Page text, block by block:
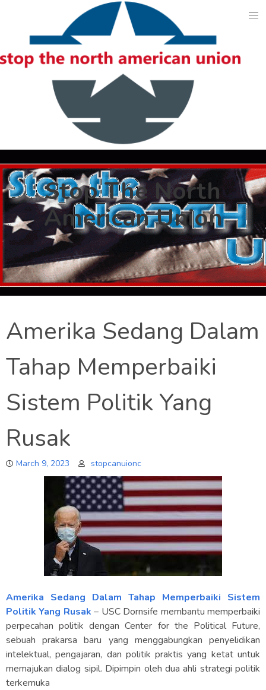
content
Stop The North
American Union
Amerika Sedang Dalam
Tahap Memperbaiki
Sistem Politik Yang
Rusak
March 9, 2023 stopcanuionc
Amerika Sedang Dalam Tahap Memperbaiki Sistem
Politik Yang Rusak – USC Dornsife membantu memperbaiki
perpecahan politik dengan Center for the Political Future,
sebuah prakarsa baru yang menggabungkan penyelidikan
intelektual, pengajaran, dan politik praktis yang ketat untuk
memajukan dialog sipil. Dipimpin oleh dua ahli strategi politik
terkemuka